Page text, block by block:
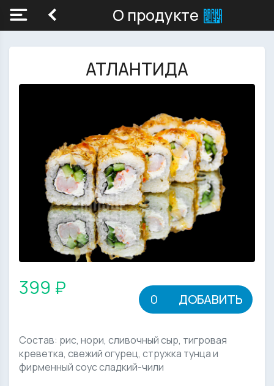
О продукте
АТЛАНТИДА
399 ₽
ДОБАВИТЬ
Состав: рис, нори, сливочный сыр, тигровая
креветка, свежий огурец, стружка тунца и
фирменный соус сладкий-чили